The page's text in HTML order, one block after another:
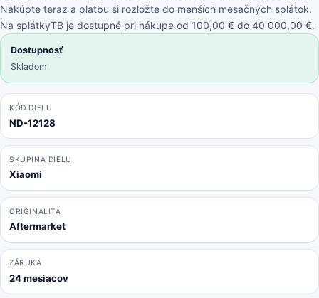
X10+
-
Lasérový
Senzor
Vzdialenosti
Nakúpte teraz a platbu si rozložte do menších mesačných splátok.
Na splátkyTB je dostupné pri nákupe od 100,00 € do 40 000,00 €.
Dostupnosť
Skladom
KÓD DIELU
ND-12128
SKUPINA DIELU
Xiaomi
ORIGINALITA
Aftermarket
ZÁRUKA
24 mesiacov